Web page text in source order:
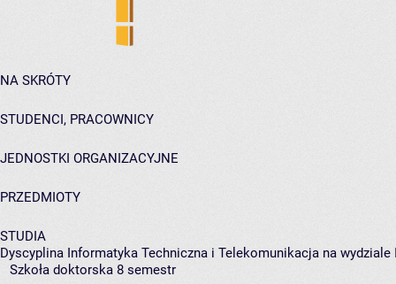
NA SKRÓTY
STUDENCI, PRACOWNICY
JEDNOSTKI ORGANIZACYJNE
PRZEDMIOTY
STUDIA
Dyscyplina Informatyka Techniczna i Telekomunikacja na wydziale
Szkoła doktorska 8 semestr